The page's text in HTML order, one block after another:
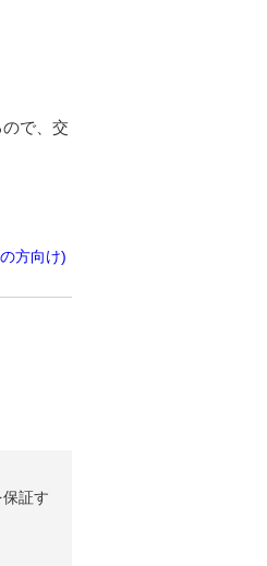
で、交
方向け)
証す